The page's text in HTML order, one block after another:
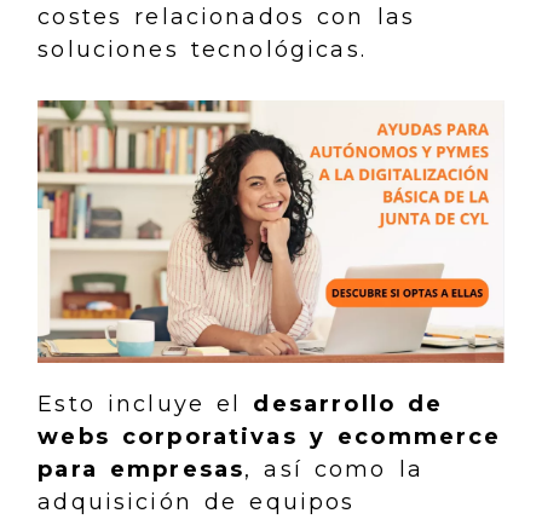
costes relacionados con las
soluciones tecnológicas.
Esto incluye el desarrollo de
webs corporativas y ecommerce
para empresas, así como la
adquisición de equipos